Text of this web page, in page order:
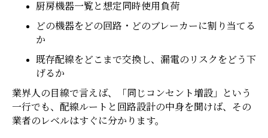
厨房機器一覧と想定同時使用負荷
どの機器をどの回路・どのブレーカーに割り当てる
か
既存配線をどこまで交換し、漏電のリスクをどう下
げるか
業界人の目線で言えば、「同じコンセント増設」という
一行でも、配線ルートと回路設計の中身を聞けば、その
業者のレベルはすぐに分かります。